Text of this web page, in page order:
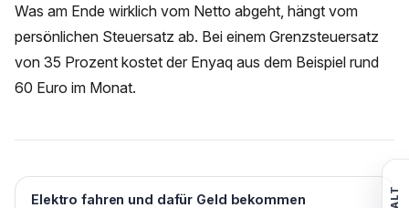
Was am Ende wirklich vom Netto abgeht, hängt vom
persönlichen Steuersatz ab. Bei einem Grenzsteuersatz
von 35 Prozent kostet der Enyaq aus dem Beispiel rund
60 Euro im Monat.
Elektro fahren und dafür Geld bekommen